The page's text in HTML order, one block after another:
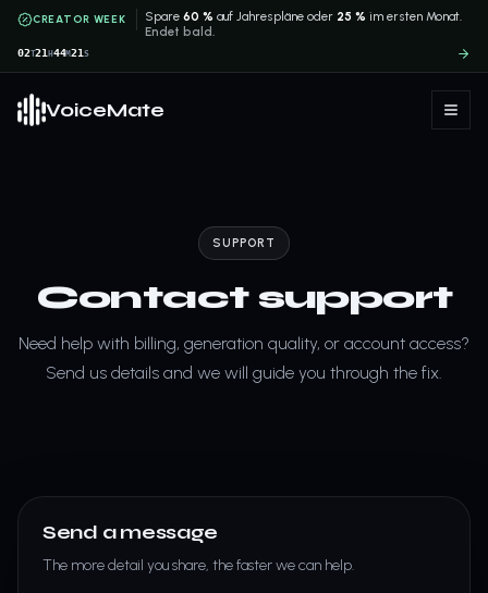
CREATOR WEEK Spare60 % auf Jahrespläne oder 25 % im ersten Monat.
Endet bald.
02T21H 44M21 S
VoiceMate
SUPPORT
Contact support
Need help with billing, generation quality, or account access?
Send us details and we will guide you through the fix.
Send a message
The more detail you share, the faster we can help.